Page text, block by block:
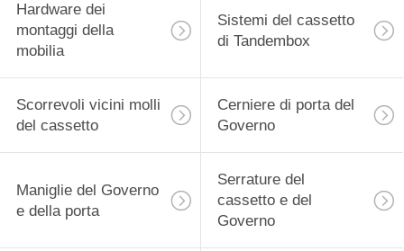
Hardware dei
montaggi della
mobilia
Sistemi del cassetto
di Tandembox
Scorrevoli vicini molli
del cassetto
Cerniere di porta del
Governo
Maniglie del Governo
e della porta
Serrature del
cassetto e del
Governo